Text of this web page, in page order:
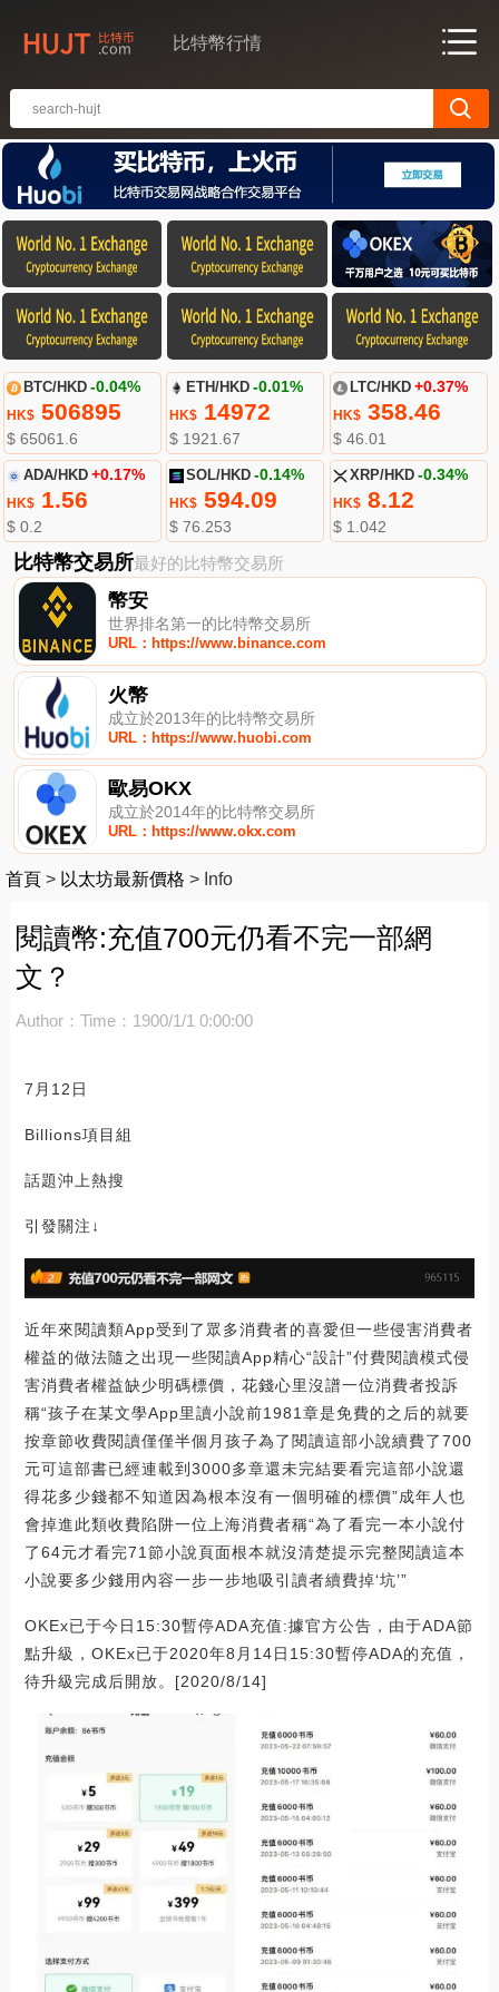
比特幣行情
BTC/HKD -0.04%
HK$506895
$ 65061.6
ETH/HKD -0.01%
HK$ 14972
$ 1921.67
LTC/HKD +0.37%
HK$358.46
$ 46.01
ADA/HKD +0.17%
HK$1.56
$ 0.2
SOL/HKD -0.14%
HK$ 594.09
$ 76.253
XRP/HKD -0.34%
HK$8.12
$ 1.042
比特幣交易所最好的比特幣交易所
幣安
世界排名第一的比特幣交易所
URL：https://www.binance.com
火幣
成立於2013年的比特幣交易所
URL：https://www.huobi.com
歐易OKX
成立於2014年的比特幣交易所
URL：https://www.okx.com
首頁 > 以太坊最新價格 > Info
閱讀幣:充值700元仍看不完一部網
文？
Author： Time：1900/1/1 0:00:00
7月12日
Billions項目組
話題沖上熱搜
引發關注↓
近年來閱讀類App受到了眾多消費者的喜愛但一些侵害消費者
權益的做法隨之出現一些閱讀App精心“設計”付費閱讀模式侵
害消費者權益缺少明碼標價，花錢心里沒譜一位消費者投訴
稱“孩子在某文學App里讀小說前1981章是免費的之后的就要
按章節收費閱讀僅僅半個月孩子為了閱讀這部小說續費了700
元可這部書已經連載到3000多章還未完結要看完這部小說還
得花多少錢都不知道因為根本沒有一個明確的標價”成年人也
會掉進此類收費陷阱一位上海消費者稱“為了看完一本小說付
了64元才看完71節小說頁面根本就沒清楚提示完整閱讀這本
小說要多少錢用內容一步一步地吸引讀者續費掉‘坑’”
OKEx已于今日15:30暫停ADA充值:據官方公告，由于ADA節
點升級，OKEx已于2020年8月14日15:30暫停ADA的充值，
待升級完成后開放。[2020/8/14]